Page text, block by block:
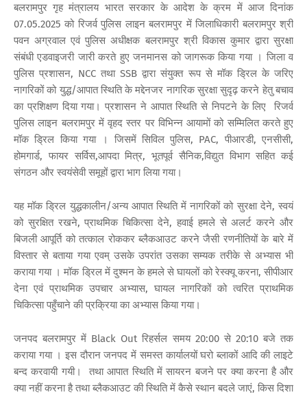
बलरामपुर गृह मंत्रालय भारत सरकार के आदेश के क्रम में आज दिनांक
07.05.2025 को रिजर्व पुलिस लाइन बलरामपुर में जिलाधिकारी बलरामपुर श्री
पवन अग्रवाल एवं पुलिस अधीक्षक बलरामपुर श्री विकास कुमार द्वारा सुरक्षा
संबंधी एडवाइजरी जारी करते हुए जनमानस को जागरूक किया गया । जिला व
पुलिस प्रशासन, NCC तथा SSB द्वारा संयुक्त रूप से मॉक ड्रिल के जरिए
नागरिकों को युद्ध/आपात स्थिति के मद्देनजर नागरिक सुरक्षा सुदृढ़ करने हेतु बचाव
का प्रशिक्षण दिया गया। प्रशासन ने आपात स्थिति से निपटने के लिए रिजर्व
पुलिस लाइन बलरामपुर में वृहद स्तर पर विभिन्न आयामों को सम्मिलित करते हुए
मॉक ड्रिल किया गया । जिसमें सिविल पुलिस, PAC, पीआरडी, एनसीसी,
होमगार्ड, फायर सर्विस,आपदा मित्र, भूतपूर्व सैनिक,विद्युत विभाग सहित कई
संगठन और स्वयंसेवी समूहों द्वारा भाग लिया गया।
यह मॉक ड्रिल युद्धकालीन/अन्य आपात स्थिति में नागरिकों को सुरक्षा देने, स्वयं
को सुरक्षित रखने, प्राथमिक चिकित्सा देने, हवाई हमले से अलर्ट करने और
बिजली आपूर्ति को तत्काल रोककर ब्लैकआउट करने जैसी रणनीतियों के बारे में
विस्तार से बताया गया एवम् उसके उपरांत उसका सम्यक तरीके से अभ्यास भी
कराया गया । मॉक ड्रिल में दुश्मन के हमले से घायलों को रेस्क्यू करना, सीपीआर
देना एवं प्राथमिक उपचार अभ्यास, घायल नागरिकों को त्वरित प्राथमिक
चिकित्सा पहुँचाने की प्रक्रिया का अभ्यास किया गया।
जनपद बलरामपुर में Black Out रिहर्सल समय 20:00 से 20:10 बजे तक
कराया गया । इस दौरान जनपद में समस्त कार्यालयों घरो ब्लाकों आदि की लाइटे
बन्द करवायी गयी। तथा आपात स्थिति में सायरन बजने पर क्या करना है और
क्या नहीं करना है तथा ब्लैकआउट की स्थिति में कैसे स्थान बदले जाएं, किस दिशा